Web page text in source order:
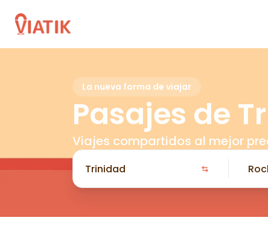
La nueva forma de viajar
Pasajes de
Viajes compartidos al mejor